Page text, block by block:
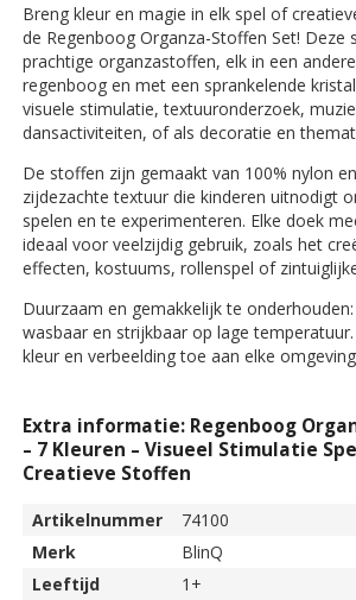
Breng kleur en magie in elk spel of
de Regenboog Organza-Stoffen Set! Deze
prachtige organzastoffen, elk in een
regenboog en met een sprankelende
visuele stimulatie, textuuronderzoek,
dansactiviteiten, of als decoratie en
De stoffen zijn gemaakt van 100% nylon
zijdezachte textuur die kinderen uitnodigt
spelen en te experimenteren. Elke doek
ideaal voor veelzijdig gebruik, zoals het
effecten, kostuums, rollenspel of
Duurzaam en gemakkelijk te
wasbaar en strijkbaar op lage
kleur en verbeelding toe aan elke
Extra informatie: Regenboog
– 7 Kleuren – Visueel Stimulatie
Creatieve Stoffen
Artikelnummer
74100
Merk
BlinQ
Leeftijd
1+